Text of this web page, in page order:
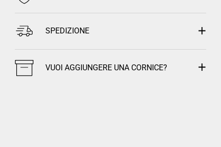
SPEDIZIONE
VUOI AGGIUNGERE UNA CORNICE?